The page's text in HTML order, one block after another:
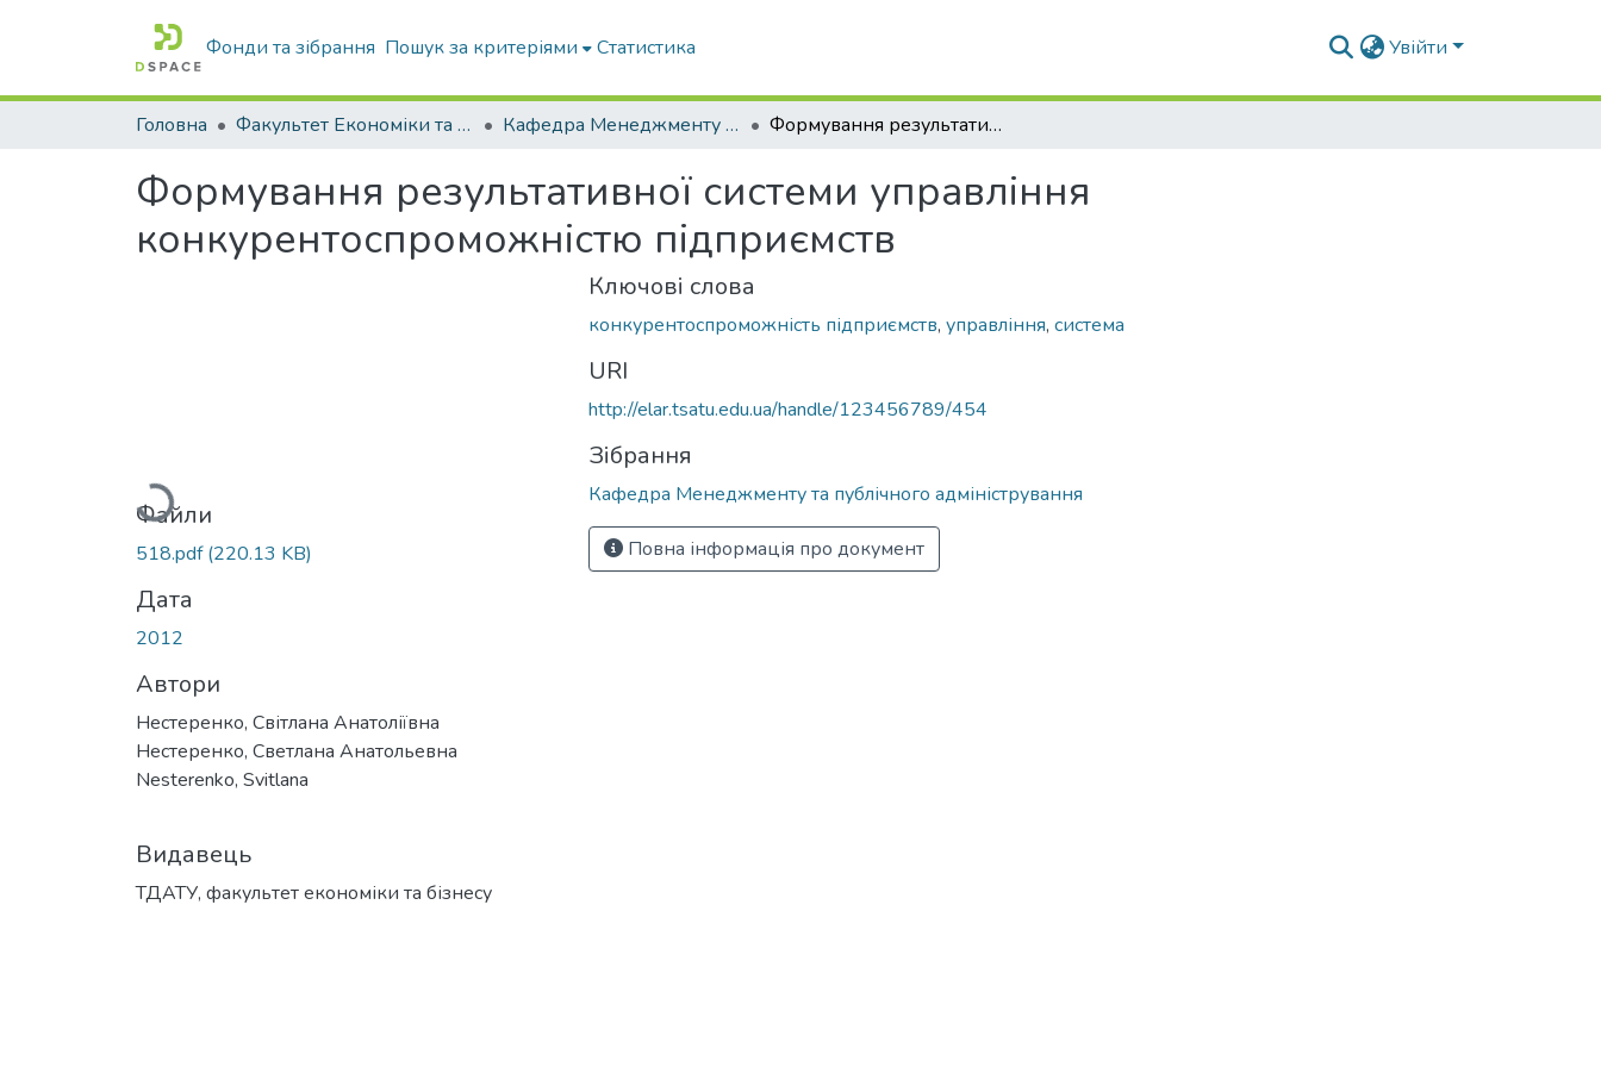
Фонди та зібрання Пошук за критеріями Статистика Увійти
Головна Факультет Економіки та бізнесу Кафедра Менеджменту та публічного адміністрування Формування результативної системи управління конкурентоспроможністю підприємств
Формування результативної системи управління
конкурентоспроможністю підприємств
Вантажиться...
Файли
518.pdf(220.13 KB)
Дата
2012
Автори
Нестеренко, Світлана Анатоліївна
Нестеренко, Светлана Анатольевна
Nesterenko, Svitlana
Видавець
ТДАТУ, факультет економіки та бізнесу
Ключові слова
конкурентоспроможність підприємств, управління, система
URI
http://elar.tsatu.edu.ua/handle/123456789/454
Зібрання
Кафедра Менеджменту та публічного адміністрування
Повна інформація про документ